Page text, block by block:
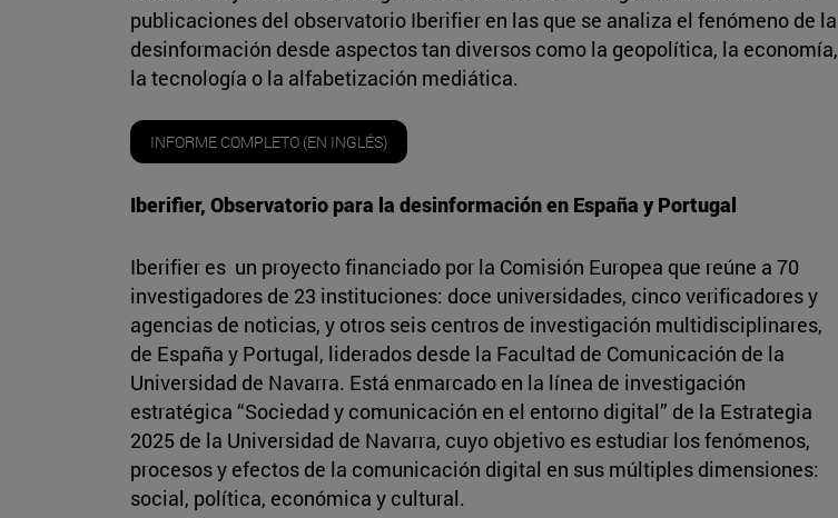
publicaciones del observatorio Iberifier en las que se analiza el fenómeno de la
desinformación desde aspectos tan diversos como la geopolítica, la economía,
la tecnología o la alfabetización mediática.
INFORME COMPLETO (EN INGLÉS)
Iberifier, Observatorio para la desinformación en España y Portugal
Iberifier es un proyecto financiado por la Comisión Europea que reúne a 70
investigadores de 23 instituciones: doce universidades, cinco verificadores y
agencias de noticias, y otros seis centros de investigación multidisciplinares,
de España y Portugal, liderados desde la Facultad de Comunicación de la
Universidad de Navarra. Está enmarcado en la línea de investigación
estratégica “Sociedad y comunicación en el entorno digital” de la Estrategia
2025 de la Universidad de Navarra, cuyo objetivo es estudiar los fenómenos,
procesos y efectos de la comunicación digital en sus múltiples dimensiones:
social, política, económica y cultural.